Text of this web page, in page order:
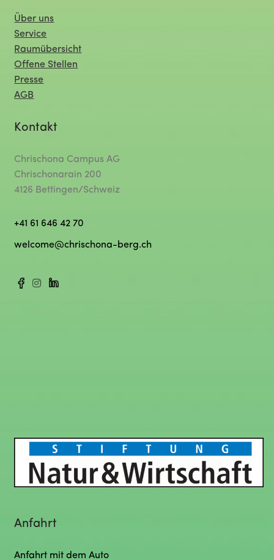
Über uns
Service
Raumübersicht
Offene Stellen
Presse
AGB
Kontakt
Chrischona Campus AG
Chrischonarain 200
4126 Bettingen/Schweiz
+41 61 646 42 70
welcome@chrischona-berg.ch
Anfahrt
Anfahrt mit dem Auto